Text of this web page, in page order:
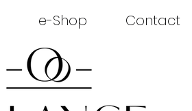
e-Shop Contact